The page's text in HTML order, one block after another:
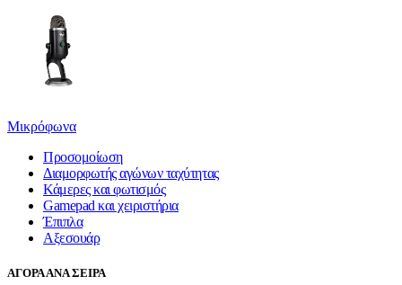
Μικρόφωνα
Προσομοίωση
Διαμορφωτής αγώνων ταχύτητας
Κάμερες και φωτισμός
Gamepad και χειριστήρια
Έπιπλα
Αξεσουάρ
ΑΓΟΡΑ ΑΝΑ ΣΕΙΡΑ